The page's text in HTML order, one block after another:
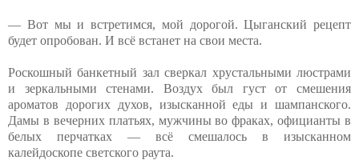
— Вот мы и встретимся, мой дорогой. Цыганский рецепт
будет опробован. И всё встанет на свои места.
Роскошный банкетный зал сверкал хрустальными люстрами
и зеркальными стенами. Воздух был густ от смешения
ароматов дорогих духов, изысканной еды и шампанского.
Дамы в вечерних платьях, мужчины во фраках, официанты в
белых перчатках — всё смешалось в изысканном
калейдоскопе светского раута.